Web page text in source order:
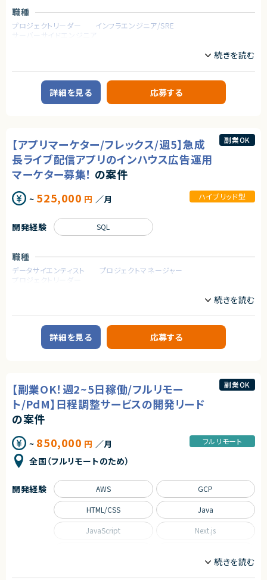
られる環境です。
○開発統括本部テックリード室
- 19名
求めるスキル
【必須スキル】
■下記の言語を複数経験のある方
・Next.js
・Go
・Github Actions
・Terraform
・Redis
・GCP, AWS
【歓迎条件】
・大規模サービスの開発に携わったことがある
・Next.jsの実務経験
・Goの実務経験
・Github Actions、CircleCIの実務経験
・MySQL（Spannerも含む）の実務経験
株式会社LASSIC
エージェントから
★フルリモート※日本にお住いの方のみの募集になります
★中長期で参画いただける案件です！
★弊社から20名以上参画中の企業様になります！※事業部は異なります
★横新規開発の立ち上げや横断的にプロジェクトを見ることができます。
生産管理／在庫管理／品質管理いずれか
・SQLを用いた開発経験
・Java／.NET等、何らかのプログラミング経験
・SAPなどERPとのシステム連携経験
・グローバル案件への参画経験
・AWS／Azureなどクラウド環境の知見
・BIツールを用いたデータ分析・可視化の経験
契約元
株式会社LASSIC
エージェントから
★ 要件定義から設計・導入まで一貫して関われ、MES領域の専門性をさら
★ 基幹システム連携やデータ連携の経験を積みたい方に最適です
職種
プロジェクトリーダー
インフラエンジニア/SRE
サーバーサイドエンジニア
【案件概要】
福祉向けSaaSサービスを展開する企業にて、コーポレートITエンジニアと
して参画いただく案件です。
店舗事業を中心とした現場業務のDX・業務改善を目的に、ローコード／ノー
コードやクラウド、生成AIを活用し、要件定義から実装・改善までを一気通貫
【業務内容】
1. 事業部向けDX・業務基盤構築
AppSheetやGoogleスプレッドシートを活用した、現場最適なフロントエ
CRM（顧客管理）、請求管理、予約管理などの業務プロセス設計・デジタル
化
伴走支援
way / RDS）でバックエンド実装
生成AI（Gemini）を活用した業務自動化、データ要約・分析機能の開発
BigQueryを用いたデータ連携、レポーティング基盤の構築
既存ツールに限定せず、課題解決に最適なローコード／ノーコードツー
ルや新規プロダクトの導入検討
求めるスキル
【必須スキル】
・SQLを用いたデータベース操作・設計スキル
【尚可スキル】
・事業部門と直接コミュニケーションを取り、要件を形にした経験（BPR経験
者歓迎）
・GeminiやChatGPT等、生成AI APIを活用した開発経験
契約形態
契約元
株式会社LASSIC
エージェントから
★ 業務改善・BPRの裁量が大きい環境で、既存ツールに縛られず課題に応
詳細を見る 応募する
【アプリマーケター/フレックス/週5】急成
長ライブ配信アプリのインハウス広告運用
マーケター募集！ の案件
~ 525,000 円 ／月 ハイブリッド型
副業OK
職種
データサイエンティスト
プロジェクトマネージャー
プロジェクトリーダー
【案件概要】
コミュニティ型ライブ配信プラットフォーム を開発・運営する企業にて、イン
ハウスのアプリマーケターを募集。
α版リリース以降、ユーザーコミュニティの価値向上に注力し、着実な成長を
【業務内容】
・インハウスでのデジタル広告運用
（Google AC / TikTok / Meta / X など複数媒体）
・MMP（Adjust 等）を用いた効果測定・数値改善
・クリエイティブ制作チームとの連携・改善ディレクション
（必要に応じて）広告代理店のコントロール、新規開拓
求めるスキル
【必須スキル】
・アプリマーケティングの実務経験
・toC向け事業会社または代理店での広告運用経験（2年以上）
・Google / TikTok / Meta / X など複数媒体を横断した運用〜改善経験
・MMP（Adjust / Appsflyer 等）を用いた分析経験
開発経験 SQL
詳細を見る 応募する
【副業OK！週2~5日稼働/フルリモー
ト/PdM】日程調整サービスの開発リード
の案件
~ 850,000 円 ／月
全国（フルリモートのため）
フルリモート
副業OK
開発経験 AWS GCP
HTML/CSS Java
JavaScript Next.js